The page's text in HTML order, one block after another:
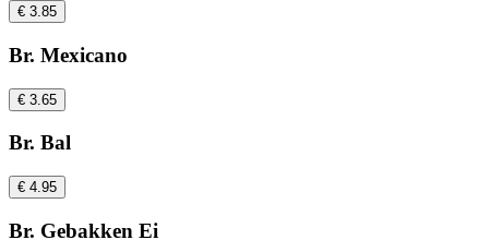
€ 3.85
Br. Mexicano
€ 3.65
Br. Bal
€ 4.95
Br. Gebakken Ei